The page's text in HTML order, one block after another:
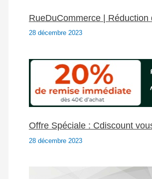
RueDuCommerce | Réduction
28 décembre 2023
Offre Spéciale : Cdiscount
28 décembre 2023